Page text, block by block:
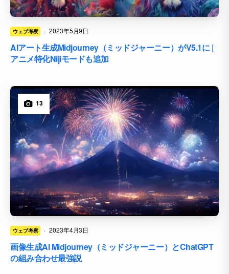
ウェブ考察 · 2023年5月9日
AIアート生成Midjourney（ミッドジャーニー）がV5.1に |
アニメ特化Nijiモードも追加
13
ウェブ考察 · 2023年4月3日
画像生成AI Midjourney（ミッドジャーニー）とChatGPT
の組み合わせ最強説